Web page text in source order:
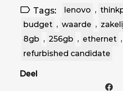
Tags: lenovo ,
budget , waarde ,
8gb , 256gb , ethernet ,
refurbished candidate
Deel